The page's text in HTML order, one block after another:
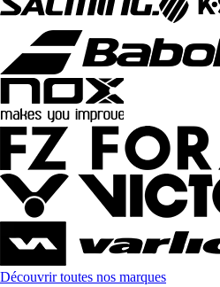
Découvrir toutes nos marques